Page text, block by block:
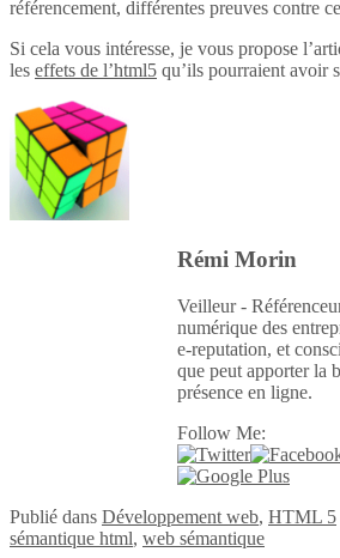
référencement, différentes preuves contre
Si cela vous intéresse, je vous propose
les effets de l’html5 qu’ils pourraient avoir
Rémi Morin
Veilleur -
numérique des
e-reputation, et
que peut apporter la
présence en ligne.
Follow Me:
Publié dans Développement web, HTML 5
sémantique html, web sémantique